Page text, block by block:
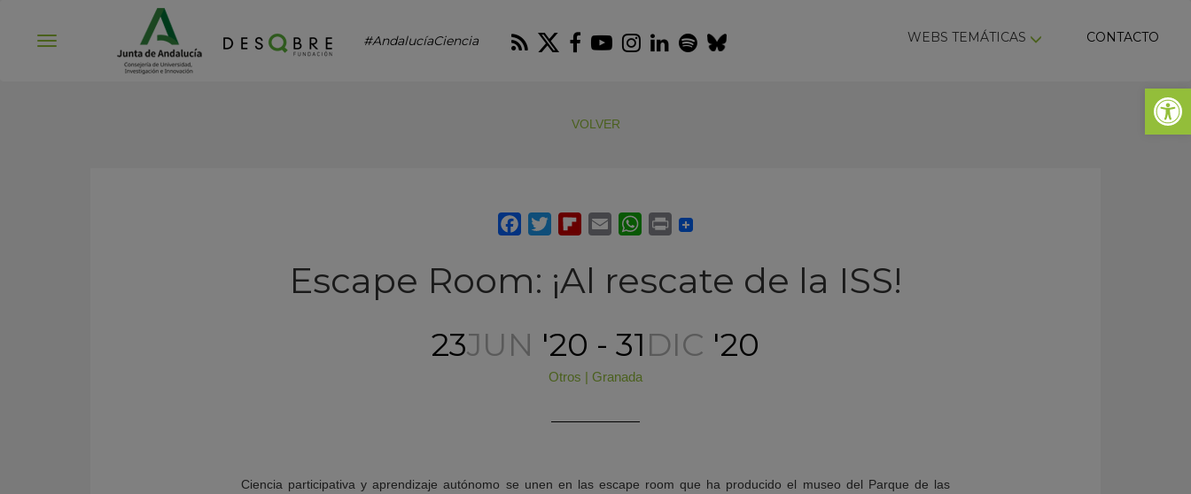
Abrir
#AndalucíaCiencia RSS Twitter
Facebook
Youtube
Instagram
LinkedIn
Spotify
Bluesky WEBS TEMÁTICAS CONTACTO
VOLVER
Escape Room: ¡Al rescate de la ISS!
23JUN '20 - 31DIC '20
Otros | Granada
Ciencia participativa y aprendizaje autónomo se unen en las escape room que ha producido el museo del Parque de las